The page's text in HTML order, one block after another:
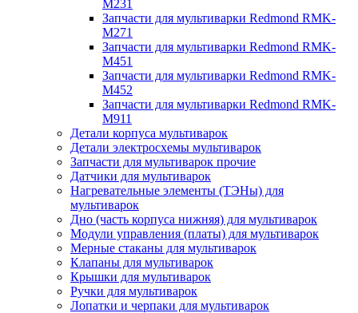
M231
Запчасти для мультиварки Redmond RMK-
M271
Запчасти для мультиварки Redmond RMK-
M451
Запчасти для мультиварки Redmond RMK-
M452
Запчасти для мультиварки Redmond RMK-
M911
Детали корпуса мультиварок
Детали электросхемы мультиварок
Запчасти для мультиварок прочие
Датчики для мультиварок
Нагревательные элементы (ТЭНы) для
мультиварок
Дно (часть корпуса нижняя) для мультиварок
Модули управления (платы) для мультиварок
Мерные стаканы для мультиварок
Клапаны для мультиварок
Крышки для мультиварок
Ручки для мультиварок
Лопатки и черпаки для мультиварок